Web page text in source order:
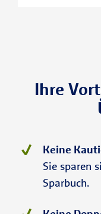
Ihre
Keine
Sie sparen
Sparbuch.